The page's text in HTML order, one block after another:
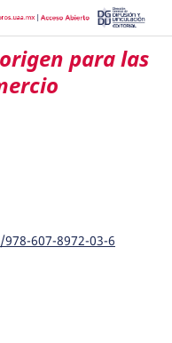
para las
607-8972-03-6